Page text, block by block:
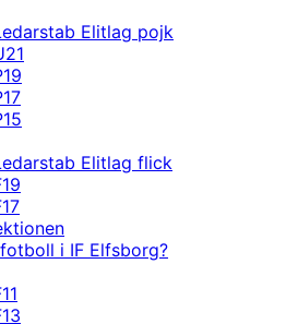
Elitlag pojk
Elitlag flick
i IF Elfsborg?